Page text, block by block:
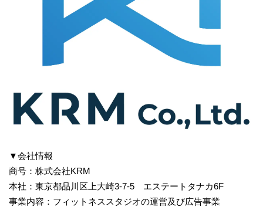
▼会社情報
商号：株式会社KRM
本社：東京都品川区上大崎3-7-5 エステートタナカ6F
事業内容：フィットネススタジオの運営及び広告事業